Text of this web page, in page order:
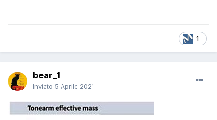
1
bear_1
Inviato 5 Aprile 2021